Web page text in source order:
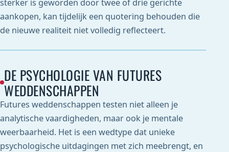
sterker is geworden door twee of drie gerichte
aankopen, kan tijdelijk een quotering behouden die
de nieuwe realiteit niet volledig reflecteert.
DE PSYCHOLOGIE VAN FUTURES
WEDDENSCHAPPEN
Futures weddenschappen testen niet alleen je
analytische vaardigheden, maar ook je mentale
weerbaarheid. Het is een wedtype dat unieke
psychologische uitdagingen met zich meebrengt, en